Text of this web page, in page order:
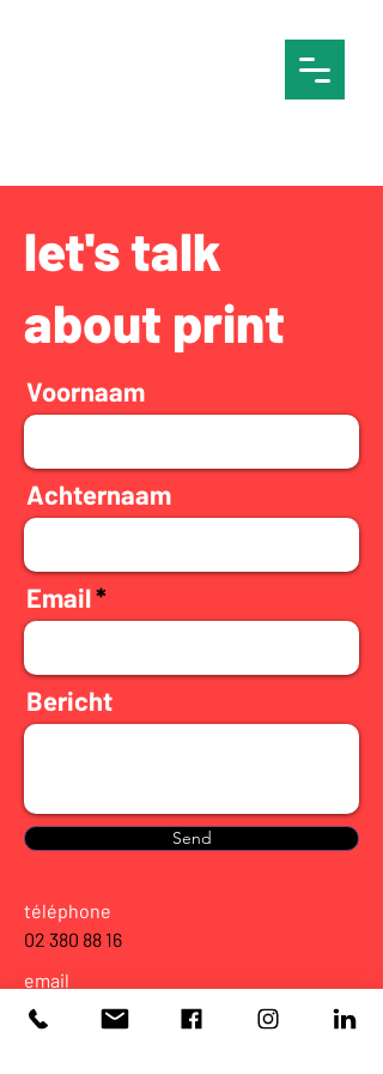
let'stalk
about print
Voornaam
Achternaam
Email
Bericht
Send
téléphone
02 380 88 16
email
info@cousto.be